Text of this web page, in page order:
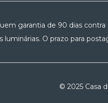
garantia de 90 dias
luminárias. O prazo para
© 2025 Casa